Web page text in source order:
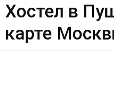
Хостел в
карте